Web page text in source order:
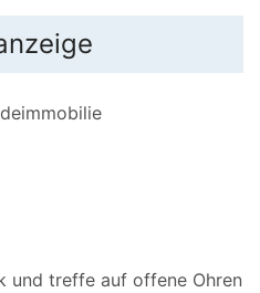
und treffe auf offene Ohren